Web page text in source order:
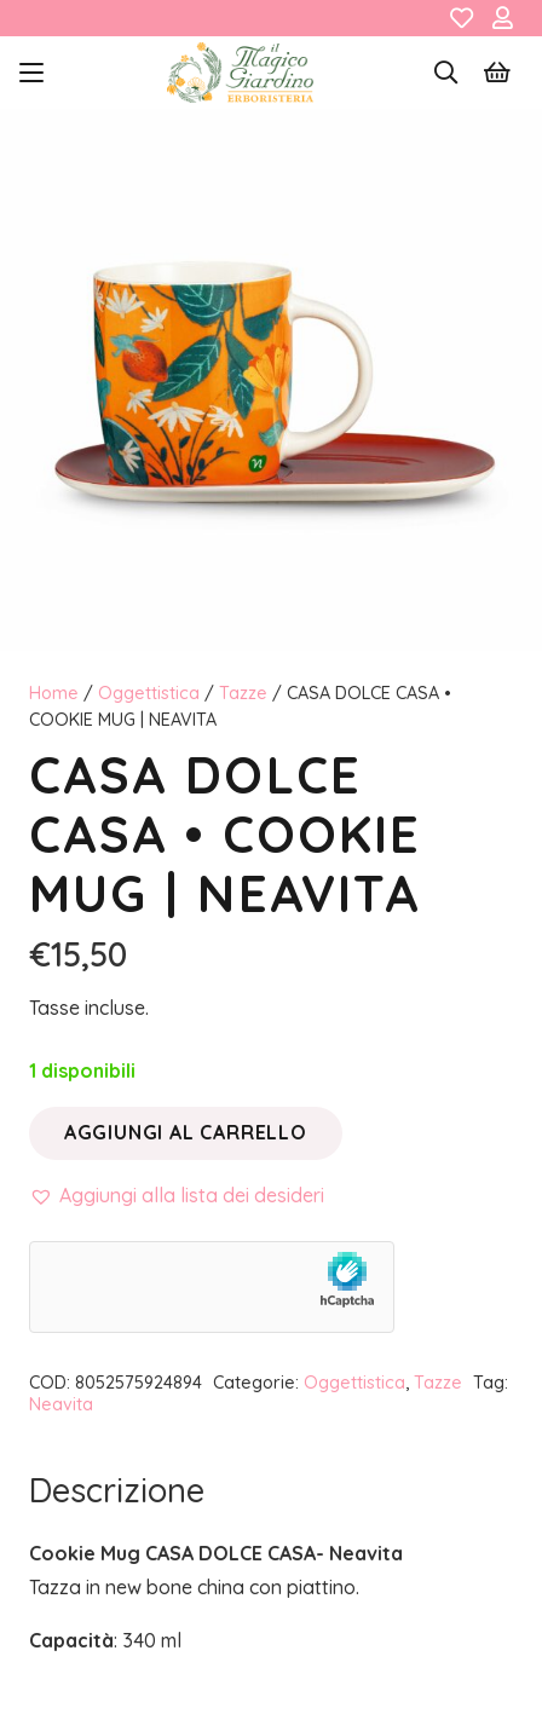
Home / Oggettistica / Tazze / CASA DOLCE CASA •
COOKIE MUG | NEAVITA
CASA DOLCE
CASA • COOKIE
MUG | NEAVITA
€15,50
Tasse incluse.
1 disponibili
DOLCE
•
NEAVITA
AGGIUNGI AL CARRELLO
Aggiungi alla lista dei desideri
COD: 8052575924894 Categorie: Oggettistica, Tazze Tag:
Neavita
Descrizione
Cookie Mug CASA DOLCE CASA- Neavita
Tazza in new bone china con piattino.
Capacità: 340 ml